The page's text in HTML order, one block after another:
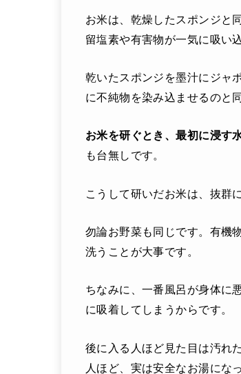
お米は、乾燥したスポンジと
留塩素や有害物が一気に吸い
乾いたスポンジを墨汁にジャ
に不純物を染み込ませるのと
お米を研ぐとき、最初に浸す
も台無しです。
こうして研いだお米は、抜群
勿論お野菜も同じです。有機
洗うことが大事です。
ちなみに、一番風呂が身体に
に吸着してしまうからです。
後に入る人ほど見た目は汚れ
人ほど、実は安全なお湯にな